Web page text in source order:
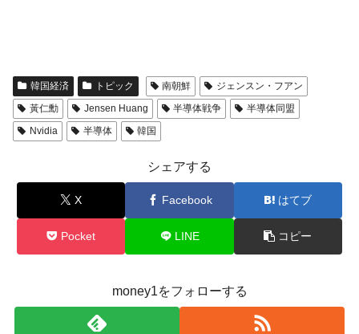
韓国経済 トピック 南朝鮮
ジェンスン・フアン
黃仁勳
Jensen Huang 半導体戦争
半導体同盟
Nvidia
半導体 韓国
シェアする
X Facebook はてブ
Pocket LINE コピー
money1をフォローする